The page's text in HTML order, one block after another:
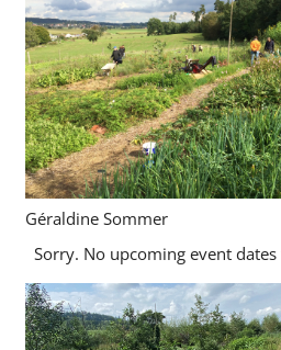
Géraldine Sommer
Sorry. No upcoming event